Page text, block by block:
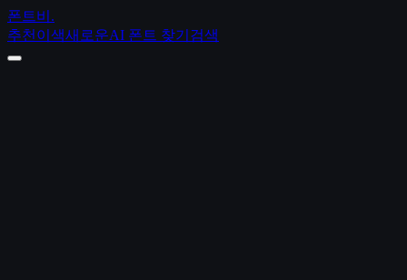
폰트비 .
추천 이색새로운AI 폰트 찾기 검색